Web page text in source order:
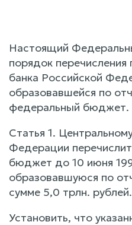
Настоящий
порядок
банка Российской
образовавшейся по
федеральный бюджет.
Статья 1.
Федерации
бюджет до 10 июня
образовавшуюся по
сумме 5,0 трлн. рублей.
Установить, что